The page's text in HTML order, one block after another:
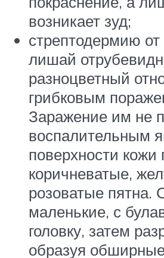
возникает зуд;
стрептодермию
лишай
разноцветный
грибковым
Заражение им не
воспалительным
поверхности кожи
коричневатые,
розоватые пятна.
маленькие, с
головку, затем
образуя